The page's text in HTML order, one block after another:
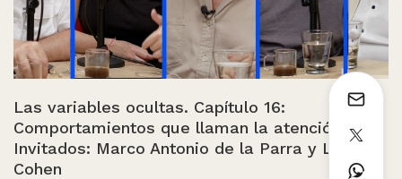
Las variables ocultas. Capítulo 16:
Comportamientos que llaman la atención.
Invitados: Marco Antonio de la Parra y León
Cohen